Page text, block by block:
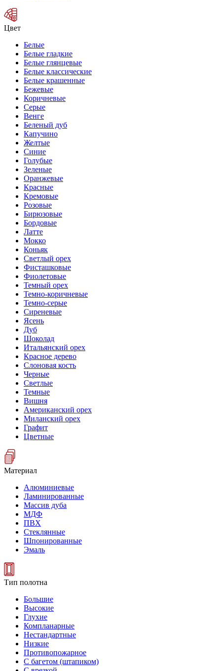
Цвет
Белые
Белые гладкие
Белые глянцевые
Белые классические
Белые крашенные
Бежевые
Коричневые
Серые
Венге
Беленый дуб
Капучино
Желтые
Синие
Голубые
Зеленые
Оранжевые
Красные
Кремовые
Розовые
Бирюзовые
Бордовые
Латте
Мокко
Коньяк
Светлый орех
Фисташковые
Фиолетовые
Темный орех
Темно-коричневые
Темно-серые
Сиреневые
Ясень
Дуб
Шоколад
Итальянский орех
Красное дерево
Слоновая кость
Черные
Светлые
Темные
Вишня
Американский орех
Миланский орех
Графит
Цветные
Материал
Алюминиевые
Ламинированные
Массив дуба
МДФ
ПВХ
Стеклянные
Шпонированные
Эмаль
Тип полотна
Большие
Высокие
Глухие
Компланарные
Нестандартные
Низкие
Противопожарное
С багетом (штапиком)